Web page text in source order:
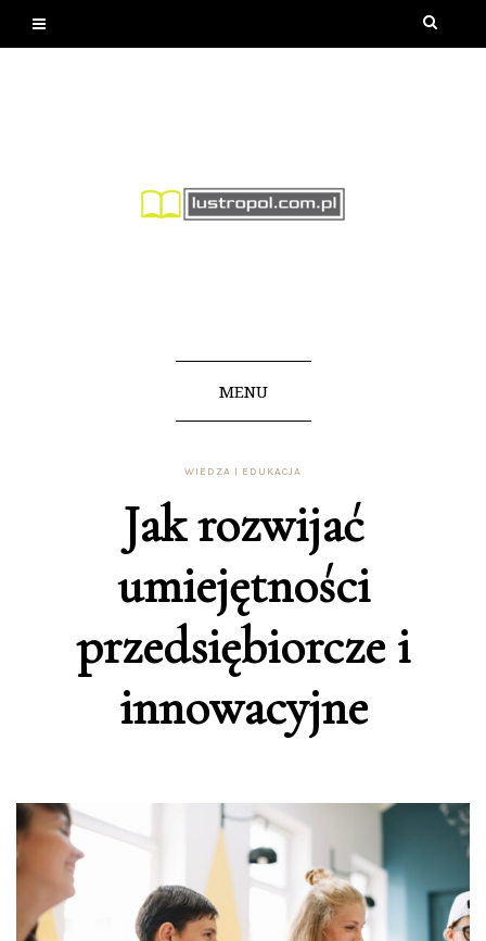
MENU
WIEDZA I EDUKACJA
Jak rozwijać
umiejętności
przedsiębiorcze i
innowacyjne